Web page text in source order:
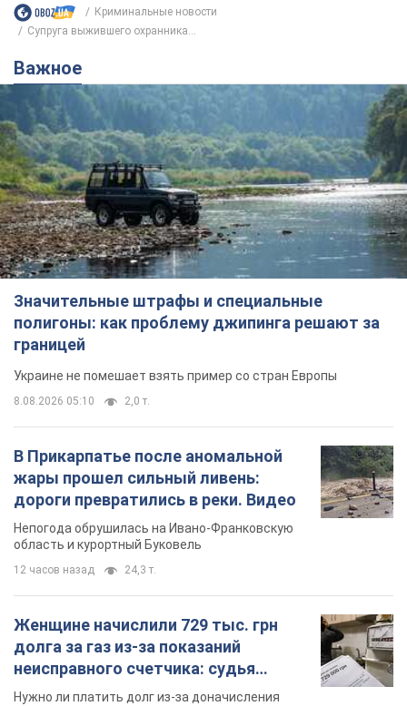
Криминальные новости
Супруга выжившего охранника...
Важное
Значительные штрафы и специальные
полигоны: как проблему джипинга решают за
границей
Украине не помешает взять пример со стран Европы
8.08.2026 05:10 2,0 т.
В Прикарпатье после аномальной
жары прошел сильный ливень:
дороги превратились в реки. Видео
Непогода обрушилась на Ивано-Франковскую
область и курортный Буковель
12 часов назад 24,3 т.
Женщине начислили 729 тыс. грн
долга за газ из-за показаний
неисправного счетчика: судья
вынес неожиданное решение
Нужно ли платить долг из-за доначисления